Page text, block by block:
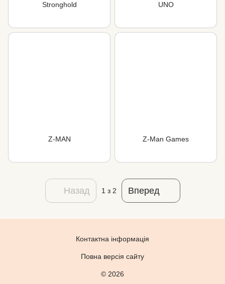
Stronghold UNO
Z-MAN Z-Man Games
Назад 1 з 2 Вперед
Контактна інформація
Повна версія сайту
© 2026